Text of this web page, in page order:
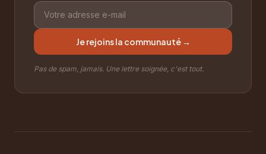
Je rejoins la communauté →
Pas de spam, jamais. Une lettre soignée, c'est tout.